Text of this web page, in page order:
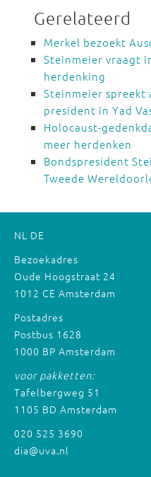
Gerelateerd
Merkel bezoekt
Steinmeier vraagt
herdenking
Steinmeier spreekt
president in Yad
Holocaust-
meer herdenken
Bondspresident
Tweede
NL DE
Bezoekadres
Oude Hoogstraat 24
1012 CE Amsterdam
Postadres
Postbus 1628
1000 BP Amsterdam
voor pakketten:
Tafelbergweg 51
1105 BD Amsterdam
020 525 3690
dia@uva.nl